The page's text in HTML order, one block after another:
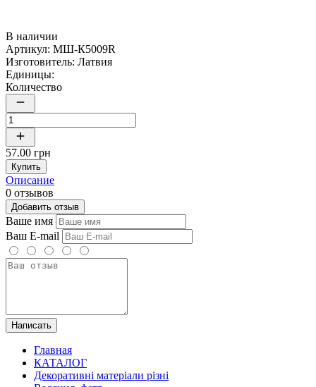
В наличии
Артикул: МШ-К5009R
Изготовитель: Латвия
Единицы:
Количество
57.00 грн
Купить
Описание
0 отзывов
Добавить отзыв
Ваше имя
Ваш E-mail
Написать
Главная
КАТАЛОГ
Декоративні матеріали різні